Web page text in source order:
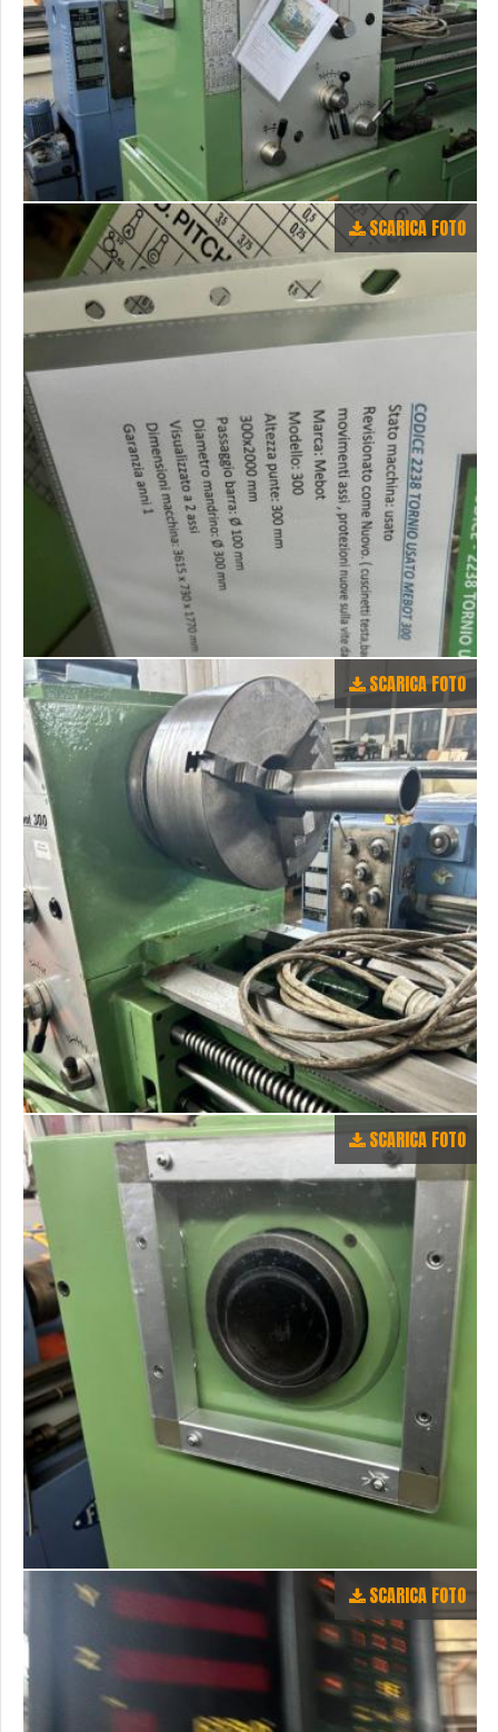
SCARICA FOTO
SCARICA FOTO
SCARICA FOTO
SCARICA FOTO